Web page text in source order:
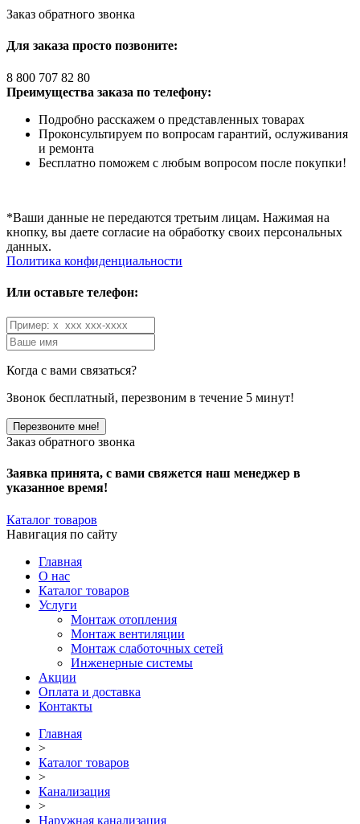
Заказ обратного звонка
Для заказа просто позвоните:
8 800 707 82 80
Преимущества заказа по телефону:
Подробно расскажем о представленных товарах
Проконсультируем по вопросам гарантий, ослуживания
и ремонта
Бесплатно поможем с любым вопросом после покупки!
*Ваши данные не передаются третьим лицам. Нажимая на
кнопку, вы даете согласие на обработку своих персональных
данных.
Политика конфиденциальности
Или оставьте телефон:
Когда с вами связаться?
Звонок бесплатный, перезвоним в течение 5 минут!
Заказ обратного звонка
Заявка принята, с вами свяжется наш менеджер в
указанное время!
Каталог товаров
Навигация по сайту
Главная
О нас
Каталог товаров
Услуги
Монтаж отопления
Монтаж вентиляции
Монтаж слаботочных сетей
Инженерные системы
Акции
Оплата и доставка
Контакты
Главная
>
Каталог товаров
>
Канализация
>
Наружная канализация